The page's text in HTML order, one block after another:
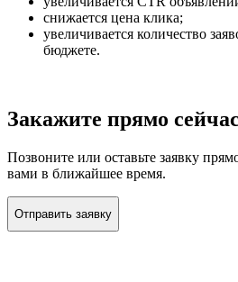
снижается цена клика;
увеличивается количество
бюджете.
Закажите прямо
Позвоните или оставьте заявку
вами в ближайшее время.
Отправить заявку